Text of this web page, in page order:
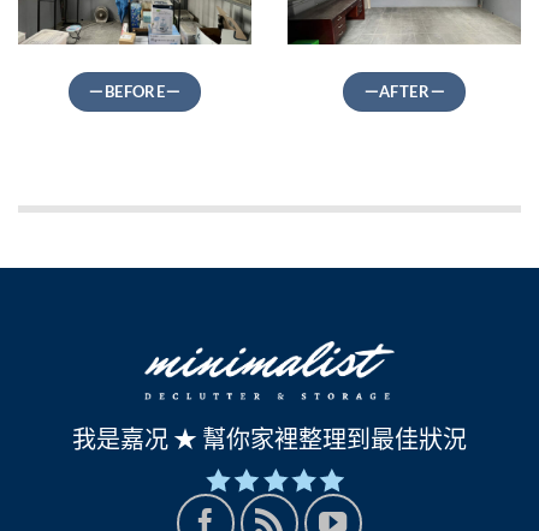
－BEFORE－ －AFTER－
我是嘉况 ★ 幫你家裡整理到最佳狀況